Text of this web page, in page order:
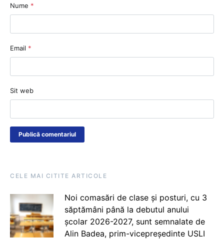
Nume *
Email *
Sit web
CELE MAI CITITE ARTICOLE
Noi comasări de clase și posturi, cu 3
săptămâni până la debutul anului
școlar 2026-2027, sunt semnalate de
Alin Badea, prim-vicepreședinte USLI